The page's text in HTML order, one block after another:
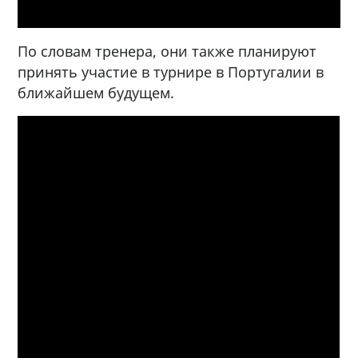
По словам тренера, они также планируют
принять участие в турнире в Португалии в
ближайшем будущем.